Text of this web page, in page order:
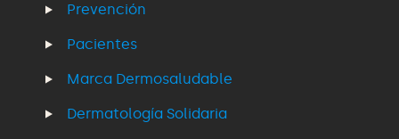
Prevención
Pacientes
Marca Dermosaludable
Dermatología Solidaria